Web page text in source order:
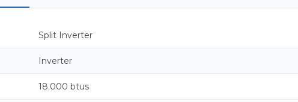
Split Inverter
Inverter
18.000 btus